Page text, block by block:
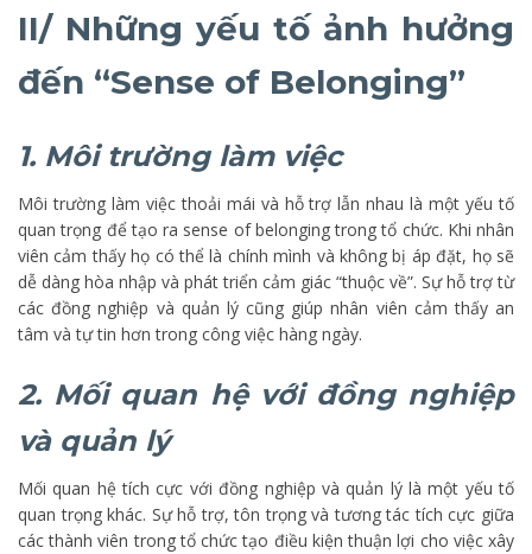
II/ Những yếu tố ảnh hưởng
đến “Sense of Belonging”
1. Môi trường làm việc
Môi trường làm việc thoải mái và hỗ trợ lẫn nhau là một yếu tố
quan trọng để tạo ra sense of belonging trong tổ chức. Khi nhân
viên cảm thấy họ có thể là chính mình và không bị áp đặt, họ sẽ
dễ dàng hòa nhập và phát triển cảm giác “thuộc về”. Sự hỗ trợ từ
các đồng nghiệp và quản lý cũng giúp nhân viên cảm thấy an
tâm và tự tin hơn trong công việc hàng ngày.
2. Mối quan hệ với đồng nghiệp
và quản lý
Mối quan hệ tích cực với đồng nghiệp và quản lý là một yếu tố
quan trọng khác. Sự hỗ trợ, tôn trọng và tương tác tích cực giữa
các thành viên trong tổ chức tạo điều kiện thuận lợi cho việc xây